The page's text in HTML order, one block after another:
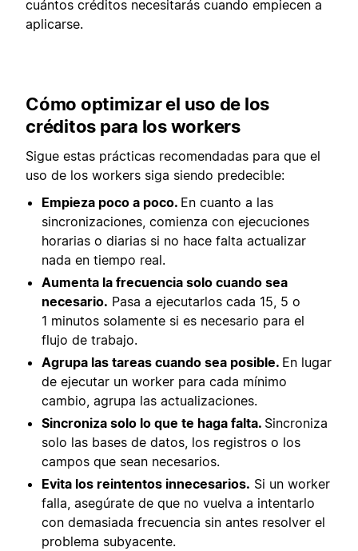
cuántos créditos necesitarás cuando empiecen a
aplicarse.
Cómo optimizar el uso de los
créditos para los workers
Sigue estas prácticas recomendadas para que el
uso de los workers siga siendo predecible:
Empieza poco a poco. En cuanto a las
sincronizaciones, comienza con ejecuciones
horarias o diarias si no hace falta actualizar
nada en tiempo real.
Aumenta la frecuencia solo cuando sea
necesario. Pasa a ejecutarlos cada 15, 5 o
1 minutos solamente si es necesario para el
flujo de trabajo.
Agrupa las tareas cuando sea posible. En lugar
de ejecutar un worker para cada mínimo
cambio, agrupa las actualizaciones.
Sincroniza solo lo que te haga falta. Sincroniza
solo las bases de datos, los registros o los
campos que sean necesarios.
Evita los reintentos innecesarios. Si un worker
falla, asegúrate de que no vuelva a intentarlo
con demasiada frecuencia sin antes resolver el
problema subyacente.